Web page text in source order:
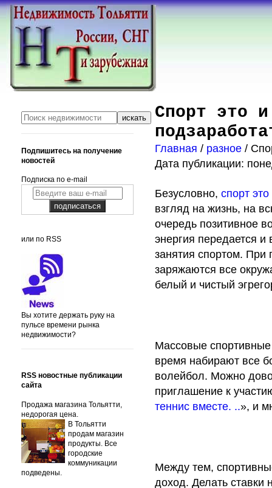
Спорт это
Главная / разное /
Дата публикации:
Безусловно, спорт
взгляд на жизнь, на
очередь позитивное
энергия передается
занятия спортом. При
заряжаются все
белый и чистый
Массовые
время набирают все
волейбол. Можно
приглашение к
теннис вместе. ..», и
Между тем,
доход. Делать
Подпишитесь на получение
новостей
Подписка по e-mail
или по RSS
Вы хотите держать руку на
пульсе времени рынка
недвижимости?
RSS новостные публикации
сайта
Продажа магазина Тольятти,
недорогая цена.
В Тольятти
продам магазин
продукты. Все
городские
коммуникации
подведены.